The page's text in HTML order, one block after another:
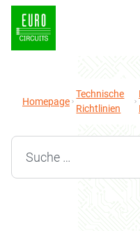
Homepage
Technische
Richtlinien
Search for: